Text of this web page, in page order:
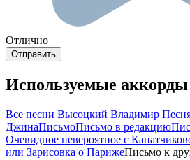
Отлично
Используемые аккорды
Все песни Высоцкий Владимир
ДжинаПисьмоПисьмо в редакцию
Очевидное невероятное с
или Зарисовка о ПарижеПисьмо к